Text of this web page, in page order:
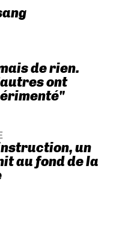
de rien.
ont
un
au fond de la